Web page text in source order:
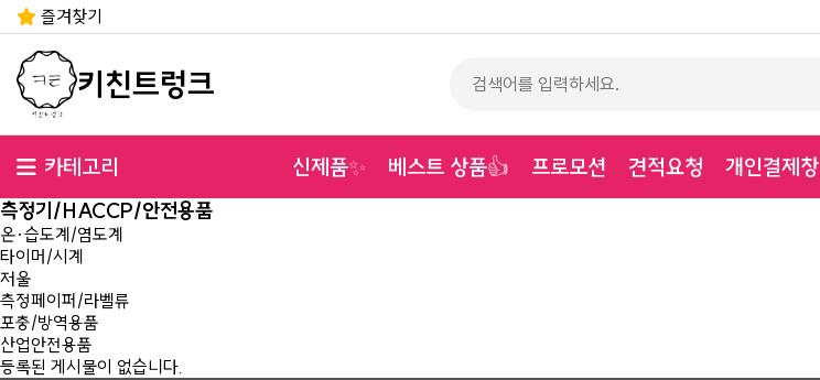
즐겨찾기
키친트렁크
카테고리 신제품✨ 베스트 상품👍 프로모션 견적요청 개인결제창
측정기/HACCP/안전용품
온·습도계/염도계
타이머/시계
저울
측정페이퍼/라벨류
포충/방역용품
산업안전용품
등록된 게시물이 없습니다.